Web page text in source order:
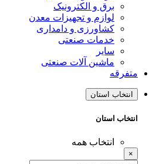
برق و الکترونیک
لوازم و تجهیزات معدن
کشاورزی و دامداری
خدمات صنعتی
سایر
ماشین آلات صنعتی
متفرقه
انتخاب استان
انتخاب استان
انتخاب همه
×